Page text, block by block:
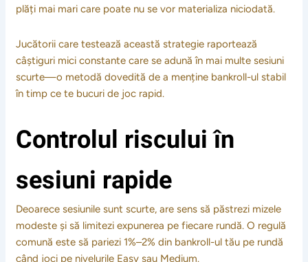
plăți mai mari care poate nu se vor materializa niciodată.
Jucătorii care testează această strategie raportează
câștiguri mici constante care se adună în mai multe sesiuni
scurte—o metodă dovedită de a menține bankroll-ul stabil
în timp ce te bucuri de joc rapid.
Controlul riscului în
sesiuni rapide
Deoarece sesiunile sunt scurte, are sens să păstrezi mizele
modeste și să limitezi expunerea pe fiecare rundă. O regulă
comună este să pariezi 1%–2% din bankroll-ul tău pe rundă
când joci pe nivelurile Easy sau Medium.